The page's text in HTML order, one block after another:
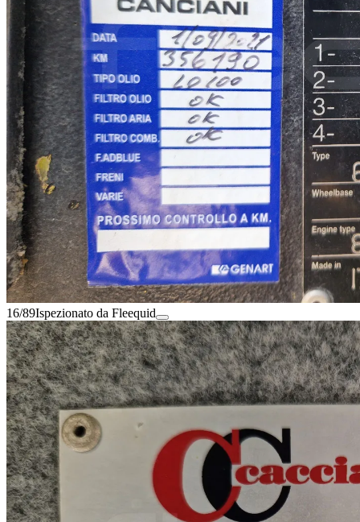
16/89Ispezionato da Fleequid